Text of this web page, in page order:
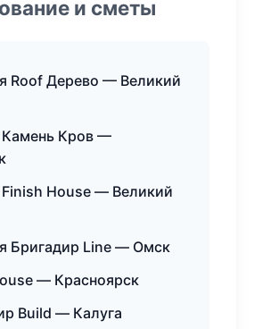
и сметы
Roof Дерево — Великий
Кров —
House — Великий
Бригадир Line — Омск
— Красноярск
Build — Калуга